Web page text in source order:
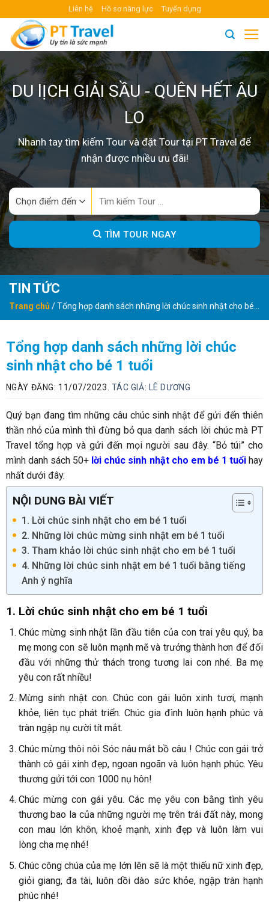
content
Liên hệ Hồ sơ năng lực Tuyển dụng
DU lỊCH GIẢI SẦU - QUÊN HẾT ÂU
LO
Nhanh tay tìm kiếm Tour và đặt Tour tại PT Travel để
nhận được nhiều ưu đãi!
TÌM TOUR NGAY
TIN TỨC
Trang chủ/Tổng hợp danh sách những lời chúc sinh nhật cho bé
1 tuổi
Tổng hợp danh sách những lời chúc
sinh nhật cho bé 1 tuổi
NGÀY ĐĂNG: 11/07/2023. TÁC GIẢ: LÊ DƯƠNG
Quý bạn đang tìm những câu chúc sinh nhật để gửi đến thiên
thần nhỏ của mình thì đừng bỏ qua danh sách lời chúc mà PT
Travel tổng hợp và gửi đến mọi người sau đây. “Bỏ túi” cho
mình danh sách 50+ lời chúc sinh nhật cho em bé 1 tuổi hay
nhất dưới đây.
NỘI DUNG BÀI VIẾT
1. Lời chúc sinh nhật cho em bé 1 tuổi
2. Những lời chúc mừng sinh nhật em bé 1 tuổi
3. Tham khảo lời chúc sinh nhật cho em bé 1 tuổi
4. Những lời chúc sinh nhật em bé 1 tuổi bằng tiếng
Anh ý nghĩa
1. Lời chúc sinh nhật cho em bé 1 tuổi
Chúc mừng sinh nhật lần đầu tiên của con trai yêu quý, ba
mẹ mong con sẽ luôn mạnh mẽ và trưởng thành hơn để đối
đầu với những thử thách trong tương lai con nhé. Ba mẹ
yêu con rất nhiều!
Mừng sinh nhật con. Chúc con gái luôn xinh tươi, mạnh
khỏe, liên tục phát triển. Chúc gia đình luôn hạnh phúc và
tràn ngập nụ cười tít mắt.
Chúc mừng thôi nôi Sóc nâu mắt bồ câu ! Chúc con gái trở
thành cô gái xinh đẹp, ngoan ngoãn và luôn hạnh phúc. Yêu
thương gửi tới con 1000 nụ hôn!
Chúc mừng con gái yêu. Các mẹ yêu con bằng tình yêu
thương bao la của những người mẹ trên trái đất này, mong
con mau lớn khôn, khoẻ mạnh, xinh đẹp và luôn làm vui
lòng cha mẹ nhé!
Chúc công chúa của mẹ lớn lên sẽ là một thiếu nữ xinh đẹp,
giỏi giang, đa tài, luôn dồi dào sức khỏe, ngập tràn hạnh
phúc nhé!